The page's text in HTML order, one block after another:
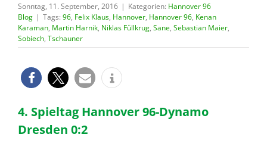
Sonntag, 11. September, 2016 | Kategorien: Hannover 96
Blog | Tags: 96, Felix Klaus, Hannover, Hannover 96, Kenan
Karaman, Martin Harnik, Niklas Füllkrug, Sane, Sebastian Maier,
Sobiech, Tschauner
4. Spieltag Hannover 96-Dynamo
Dresden 0:2